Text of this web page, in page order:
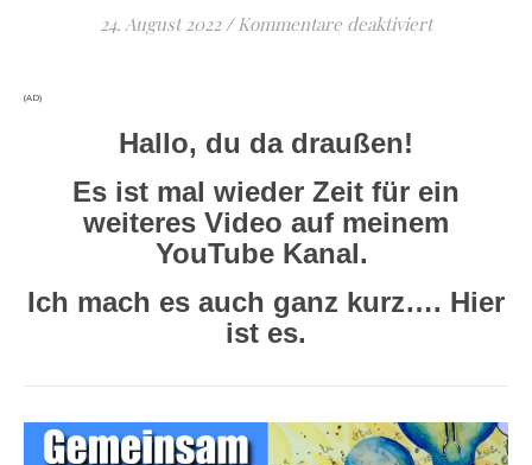
24. August 2022 / Kommentare deaktiviertfür
(AD)
Hallo, du da draußen!
Es ist mal wieder Zeit für ein
weiteres Video auf meinem
YouTube Kanal.
Ich mach es auch ganz kurz…. Hier
ist es.